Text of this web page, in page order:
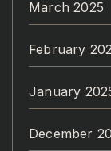
March 2025
February
January
December